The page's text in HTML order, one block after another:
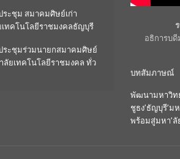
ระชุม สมาคมศิษย์เก่า
ทคโนโลยีราชมงคลธัญบุรี
ระชุมร่วมนายกสมาคมศิษย์
ลัยเทคโนโลยีราชมงคล ทั่ว
อธิการบ
บทสัมภาษณ์
พัฒนามหาวิท
ชูธง’ธัญบุรี’ม
พร้อมสู่มหา’